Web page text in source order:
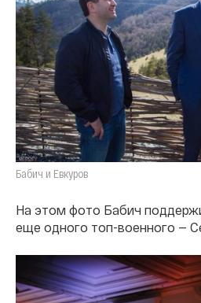
Бабич и Евкуров
На этом фото Бабич
еще одного топ-военного —